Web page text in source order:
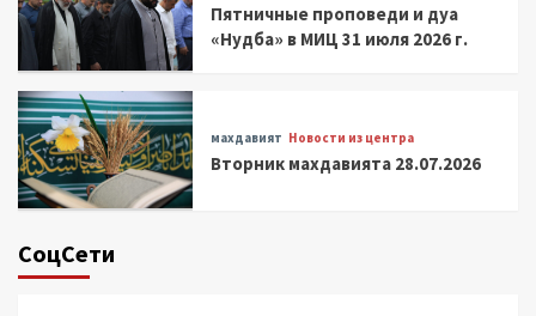
Пятничные проповеди и дуа
«Нудба» в МИЦ 31 июля 2026 г.
махдавият Новости из центра
Вторник махдавията 28.07.2026
СоцСети